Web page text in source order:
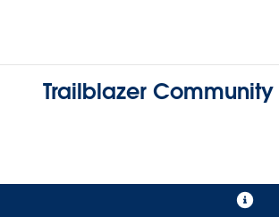
Trailblazer Community